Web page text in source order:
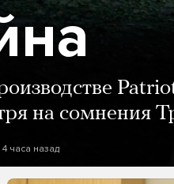
на сомнения
4 часа назад